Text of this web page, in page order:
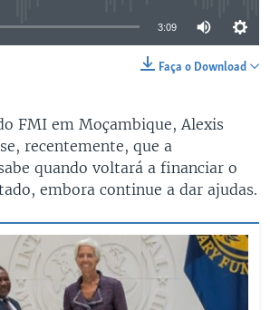
3:09
Faça o Download
FMI em Moçambique, Alexis
recentemente, que a
quando voltará a financiar o
embora continue a dar ajudas.